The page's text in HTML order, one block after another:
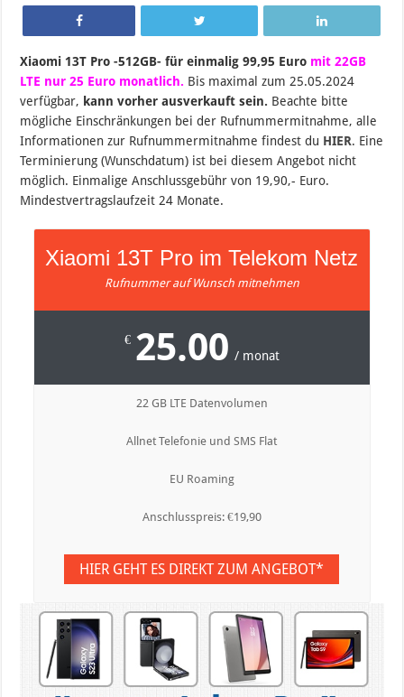
Xiaomi 13T Pro -512GB- für einmalig 99,95 Euro mit 22GB
LTE nur 25 Euro monatlich. Bis maximal zum 25.05.2024
verfügbar, kann vorher ausverkauft sein. Beachte bitte
mögliche Einschränkungen bei der Rufnummermitnahme, alle
Informationen zur Rufnummermitnahme findest du HIER. Eine
Terminierung (Wunschdatum) ist bei diesem Angebot nicht
möglich. Einmalige Anschlussgebühr von 19,90,- Euro.
Mindestvertragslaufzeit 24 Monate.
Xiaomi 13T Pro im Telekom Netz
Rufnummer auf Wunsch mitnehmen
€ 25.00 / monat
22 GB LTE Datenvolumen
Allnet Telefonie und SMS Flat
EU Roaming
Anschlusspreis: €19,90
HIER GEHT ES DIREKT ZUM ANGEBOT*